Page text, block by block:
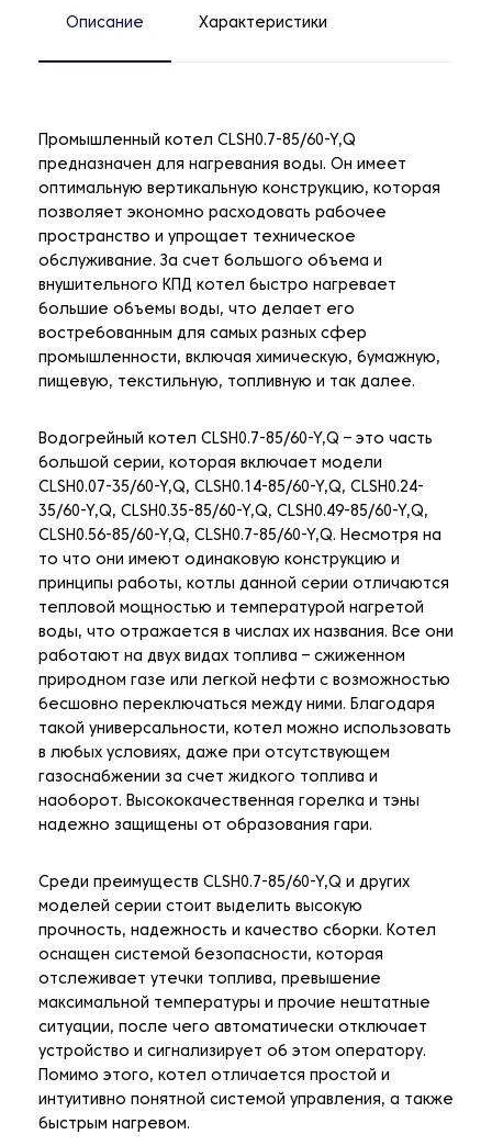
Описание Характеристики
Промышленный котел CLSH0.7-85/60-Y,Q
предназначен для нагревания воды. Он имеет
оптимальную вертикальную конструкцию, которая
позволяет экономно расходовать рабочее
пространство и упрощает техническое
обслуживание. За счет большого объема и
внушительного КПД котел быстро нагревает
большие объемы воды, что делает его
востребованным для самых разных сфер
промышленности, включая химическую, бумажную,
пищевую, текстильную, топливную и так далее.
Водогрейный котел CLSH0.7-85/60-Y,Q – это часть
большой серии, которая включает модели
CLSH0.07-35/60-Y,Q, CLSH0.14-85/60-Y,Q, CLSH0.24-
35/60-Y,Q, CLSH0.35-85/60-Y,Q, CLSH0.49-85/60-Y,Q,
CLSH0.56-85/60-Y,Q, CLSH0.7-85/60-Y,Q. Несмотря на
то что они имеют одинаковую конструкцию и
принципы работы, котлы данной серии отличаются
тепловой мощностью и температурой нагретой
воды, что отражается в числах их названия. Все они
работают на двух видах топлива – сжиженном
природном газе или легкой нефти с возможностью
бесшовно переключаться между ними. Благодаря
такой универсальности, котел можно использовать
в любых условиях, даже при отсутствующем
газоснабжении за счет жидкого топлива и
наоборот. Высококачественная горелка и тэны
надежно защищены от образования гари.
Среди преимуществ CLSH0.7-85/60-Y,Q и других
моделей серии стоит выделить высокую
прочность, надежность и качество сборки. Котел
оснащен системой безопасности, которая
отслеживает утечки топлива, превышение
максимальной температуры и прочие нештатные
ситуации, после чего автоматически отключает
устройство и сигнализирует об этом оператору.
Помимо этого, котел отличается простой и
интуитивно понятной системой управления, а также
быстрым нагревом.